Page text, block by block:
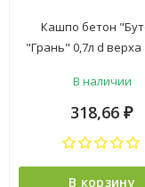
Кашпо бетон
"Грань" 0,7л d верха
№1 КБ-Б1-217-01
В наличии
318,66 ₽
В корзину